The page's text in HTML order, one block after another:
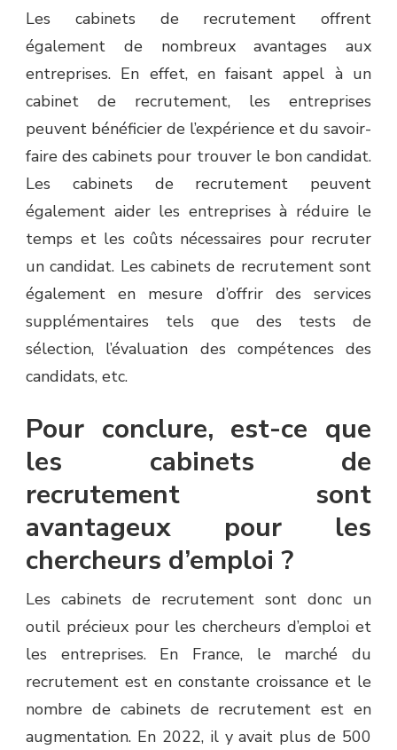
Les cabinets de recrutement offrent
également de nombreux avantages aux
entreprises. En effet, en faisant appel à un
cabinet de recrutement, les entreprises
peuvent bénéficier de l’expérience et du savoir-
faire des cabinets pour trouver le bon candidat.
Les cabinets de recrutement peuvent
également aider les entreprises à réduire le
temps et les coûts nécessaires pour recruter
un candidat. Les cabinets de recrutement sont
également en mesure d’offrir des services
supplémentaires tels que des tests de
sélection, l’évaluation des compétences des
candidats, etc.
Pour conclure, est-ce que
les cabinets de
recrutement sont
avantageux pour les
chercheurs d’emploi ?
Les cabinets de recrutement sont donc un
outil précieux pour les chercheurs d’emploi et
les entreprises. En France, le marché du
recrutement est en constante croissance et le
nombre de cabinets de recrutement est en
augmentation. En 2022, il y avait plus de 500